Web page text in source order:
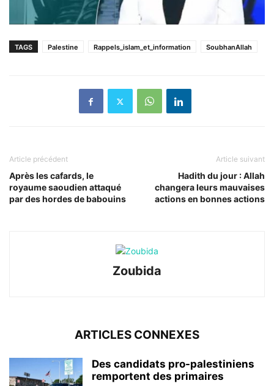
TAGS Palestine Rappels_islam_et_information SoubhanAllah
Article précédent
Après les cafards, le
royaume saoudien attaqué
par des hordes de babouins
Article suivant
Hadith du jour : Allah
changera leurs mauvaises
actions en bonnes actions
Zoubida
ARTICLES CONNEXES
Des candidats pro-palestiniens
remportent des primaires